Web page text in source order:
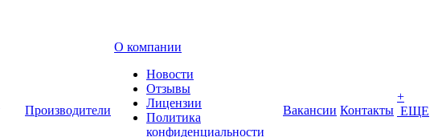
Производители
О компании
Новости
Отзывы
Лицензии
Политика
конфиденциальности
Вакансии Контакты
+
ЕЩЕ